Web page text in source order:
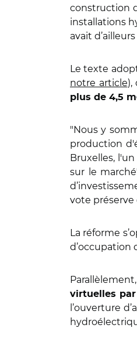
construction
installations
avait
Le texte
notre article),
plus de 4,5
"Nous y
production
Bruxelles,
sur le
vote préserve
La réforme
d’occupation
virtuelles par
l’ouverture